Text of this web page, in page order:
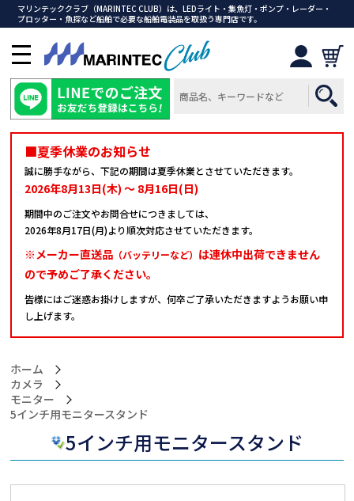
マリンテッククラブ（MARINTEC CLUB）は、LEDライト・集魚灯・ポンプ・レーダー・
プロッター・魚探など船舶で必要な船舶電装品を取扱う専門店です。
メ
ニ
ュ
ー
を
■夏季休業のお知らせ
誠に勝手ながら、下記の期間は夏季休業とさせていただきます。
2026年8月13日(木) ～ 8月16日(日)
期間中のご注文やお問合せにつきましては、
2026年8月17日(月)より順次対応させていただきます。
※メーカー直送品 （バッテリーなど） は連休中出荷できません
ので予めご了承ください。
皆様にはご迷惑お掛けしますが、何卒ご了承いただきますようお願い申
し上げます。
ホーム
カメラ
モニター
>5インチ用モニタースタンド
5インチ用モニタースタンド